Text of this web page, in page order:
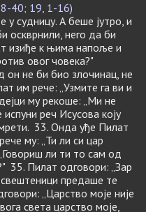
40; 19, 1-16)
судницу. А беше јутро, и
оскврнили, него да би
изиђе к њима напоље и
овог човека?"
не би био злочинац, не
им рече: „Узмите га ви и
му рекоше: „Ми не
реч Исусова коју
33. Онда уђе Пилат
му: „Ти ли си цар
ли ти то сам од
35. Пилат одговори: „Зар
предаше те
„Царство моје није
света царство моје,